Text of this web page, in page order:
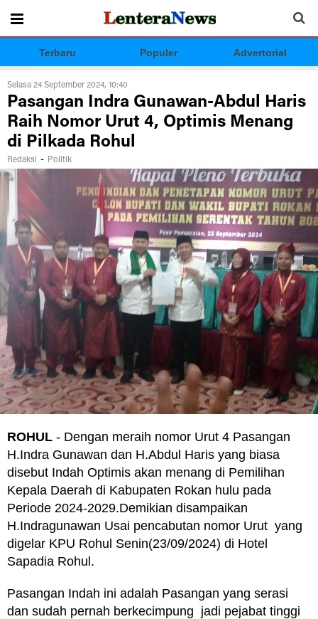
Terbaru Populer Advertorial
Selasa 24 September 2024, 10:40
Pasangan Indra Gunawan-Abdul Haris
Raih Nomor Urut 4, Optimis Menang
di Pilkada Rohul
Redaksi - Politik
ROHUL - Dengan meraih nomor Urut 4 Pasangan
H.Indra Gunawan dan H.Abdul Haris yang biasa
disebut Indah Optimis akan menang di Pemilihan
Kepala Daerah di Kabupaten Rokan hulu pada
Periode 2024-2029.Demikian disampaikan
H.Indragunawan Usai pencabutan nomor Urut yang
digelar KPU Rohul Senin(23/09/2024) di Hotel
Sapadia Rohul.
Pasangan Indah ini adalah Pasangan yang serasi
dan sudah pernah berkecimpung jadi pejabat tinggi